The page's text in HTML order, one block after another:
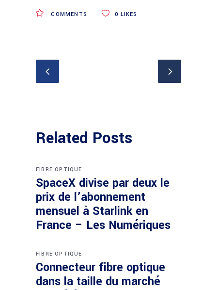
COMMENTS 0 LIKES
Related Posts
FIBRE OPTIQUE
SpaceX divise par deux le
prix de l’abonnement
mensuel à Starlink en
France – Les Numériques
FIBRE OPTIQUE
Connecteur fibre optique
dans la taille du marché